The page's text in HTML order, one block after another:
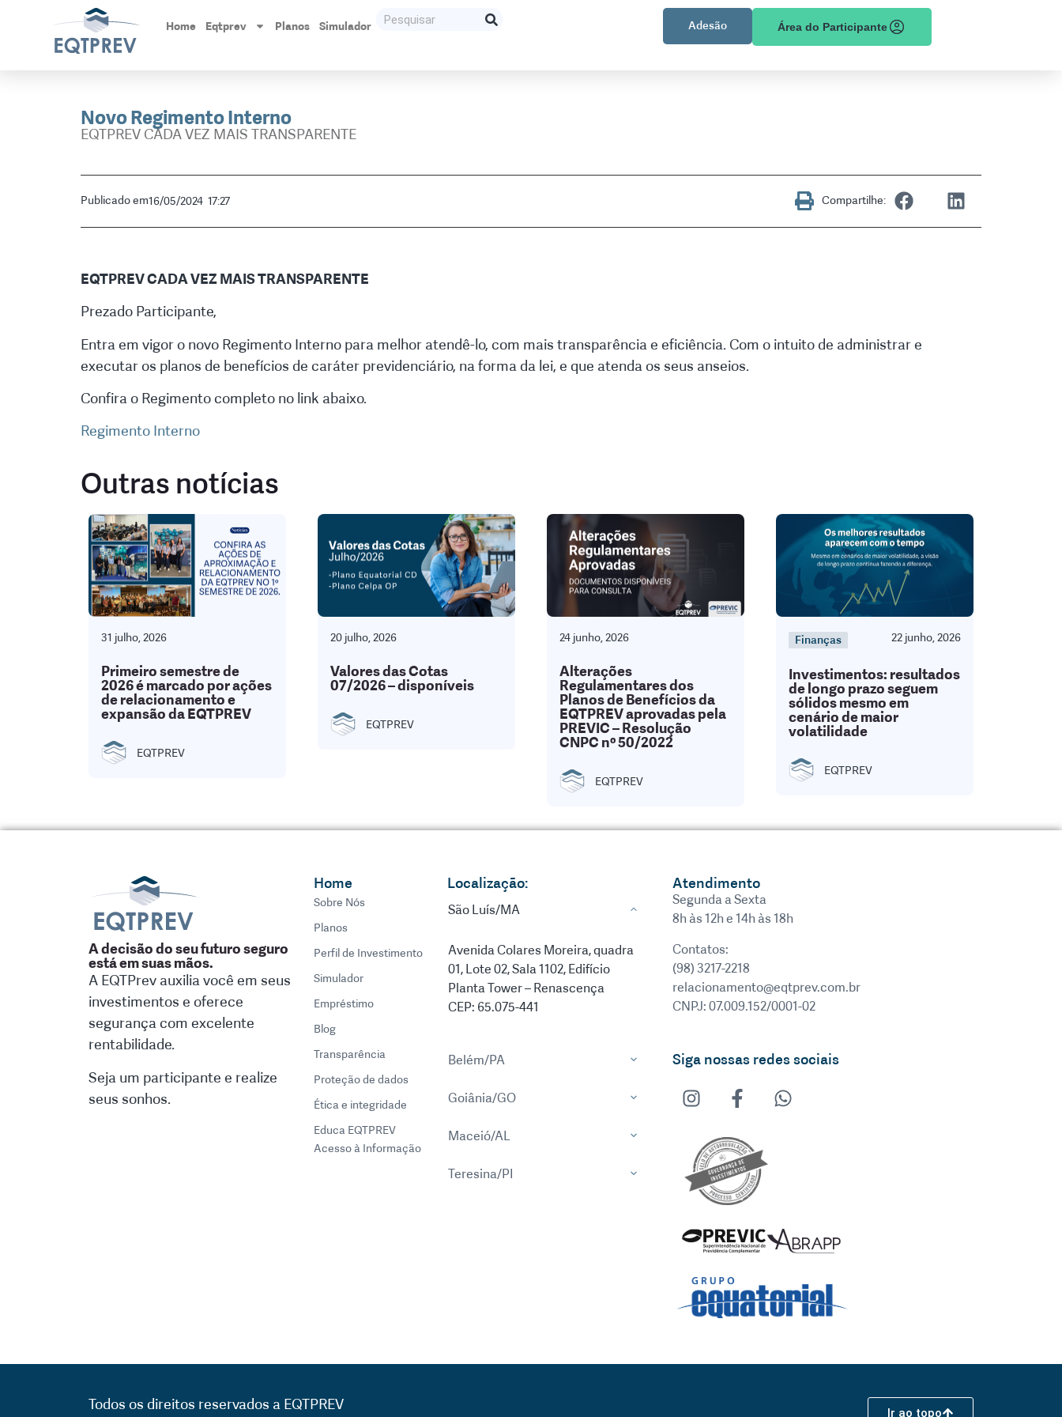
Home Eqtprev Planos Simulador Adesão Área do Participante
Novo Regimento Interno
EQTPREV CADA VEZ MAIS TRANSPARENTE
Publicado em16/05/2024 17:27 Compartilhe:
EQTPREV CADA VEZ MAIS TRANSPARENTE
Prezado Participante,
Entra em vigor o novo Regimento Interno para melhor atendê-lo, com mais transparência e eficiência. Com o intuito de administrar e
executar os planos de benefícios de caráter previdenciário, na forma da lei, e que atenda os seus anseios.
Confira o Regimento completo no link abaixo.
Regimento Interno
Outras notícias
31 julho, 2026
Primeiro semestre de
2026 é marcado por ações
de relacionamento e
expansão da EQTPREV
EQTPREV
20 julho, 2026
Valores das Cotas
07/2026 – disponíveis
EQTPREV
24 junho, 2026
Alterações
Regulamentares dos
Planos de Benefícios da
EQTPREV aprovadas pela
PREVIC – Resolução
CNPC nº 50/2022
EQTPREV
Finanças 22 junho, 2026
Investimentos: resultados
de longo prazo seguem
sólidos mesmo em
cenário de maior
volatilidade
EQTPREV
A decisão do seu futuro seguro
está em suas mãos.
A EQTPrev auxilia você em seus
investimentos e oferece
segurança com excelente
rentabilidade.
Seja um participante e realize
seus sonhos.
Home
Sobre Nós
Planos
Perfil de Investimento
Simulador
Empréstimo
Blog
Transparência
Proteção de dados
Ética e integridade
Educa EQTPREV
Acesso à Informação
Localização:
São Luís/MA
Avenida Colares Moreira, quadra
01, Lote 02, Sala 1102, Edifício
Planta Tower – Renascença
CEP: 65.075-441
Belém/PA
Goiânia/GO
Maceió/AL
Teresina/PI
Atendimento
Segunda a Sexta
8h às 12h e 14h às 18h
Contatos:
(98) 3217-2218
relacionamento@eqtprev.com.br
CNPJ: 07.009.152/0001-02
Siga nossas redes sociais
Todos os direitos reservados a EQTPREV Ir ao topo